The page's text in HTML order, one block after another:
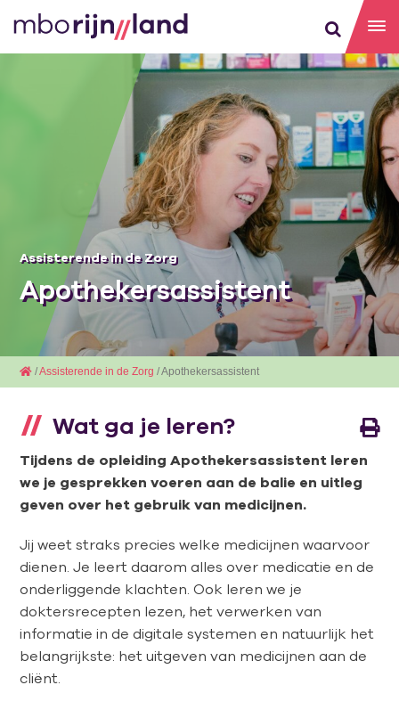
Assisterende in de Zorg
Apothekersassistent
/Assisterende in de Zorg / Apothekersassistent
Wat ga je leren?
Tijdens de opleiding Apothekersassistent leren
we je gesprekken voeren aan de balie en uitleg
geven over het gebruik van medicijnen.
Jij weet straks precies welke medicijnen waarvoor
dienen. Je leert daarom alles over medicatie en de
onderliggende klachten. Ook leren we je
doktersrecepten lezen, het verwerken van
informatie in de digitale systemen en natuurlijk het
belangrijkste: het uitgeven van medicijnen aan de
cliënt.